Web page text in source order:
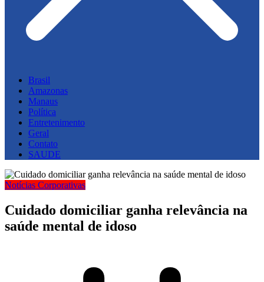
Brasil
Amazonas
Manaus
Política
Entretenimento
Geral
Contato
SAUDE
Notícias Corporativas
Cuidado domiciliar ganha relevância na
saúde mental de idoso